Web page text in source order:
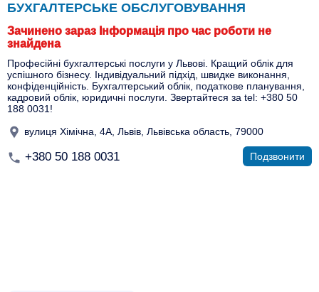
БУХГАЛТЕРСЬКЕ ОБСЛУГОВУВАННЯ
Зачинено зараз Інформація про час роботи не
знайдена
Професійні бухгалтерські послуги у Львові. Кращий облік для
успішного бізнесу. Індивідуальний підхід, швидке виконання,
конфіденційність. Бухгалтерський облік, податкове планування,
кадровий облік, юридичні послуги. Звертайтеся за tel: +380 50
188 0031!
вулиця Хімічна, 4А, Львів, Львівська область, 79000
+380 50 188 0031 Подзвонити